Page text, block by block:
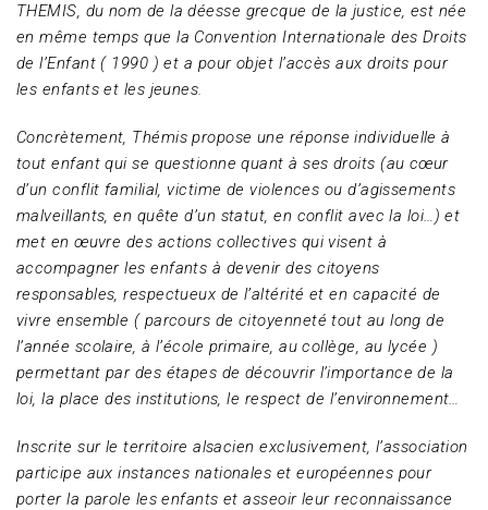
THEMIS, du nom de la déesse grecque de la justice, est née
en même temps que la Convention Internationale des Droits
de l’Enfant ( 1990 ) et a pour objet l’accès aux droits pour
les enfants et les jeunes.
Concrètement, Thémis propose une réponse individuelle à
tout enfant qui se questionne quant à ses droits (au cœur
d’un conflit familial, victime de violences ou d’agissements
malveillants, en quête d’un statut, en conflit avec la loi…) et
met en œuvre des actions collectives qui visent à
accompagner les enfants à devenir des citoyens
responsables, respectueux de l’altérité et en capacité de
vivre ensemble ( parcours de citoyenneté tout au long de
l’année scolaire, à l’école primaire, au collège, au lycée )
permettant par des étapes de découvrir l’importance de la
loi, la place des institutions, le respect de l’environnement…
Inscrite sur le territoire alsacien exclusivement, l’association
participe aux instances nationales et européennes pour
porter la parole les enfants et asseoir leur reconnaissance